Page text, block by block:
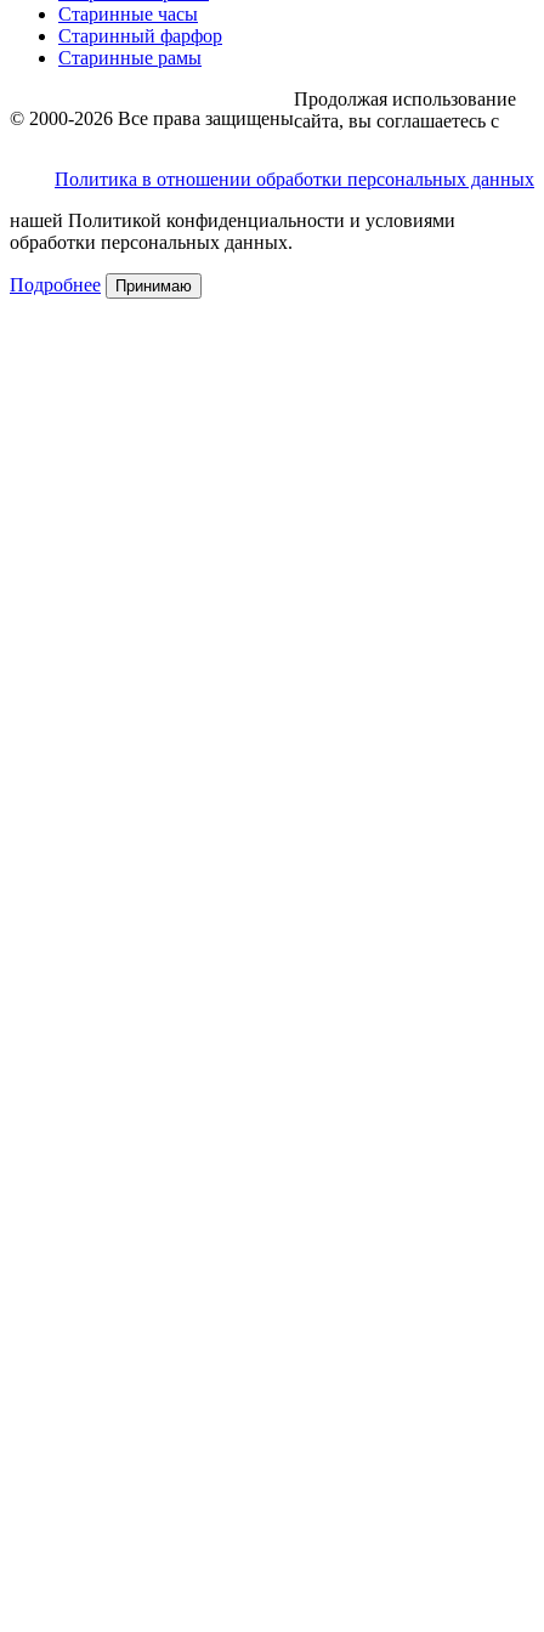
Старинные часы
Старинный фарфор
Старинные рамы
© 2000-2026 Все права защищены
Политика в отношении обработки персональных данных
Продолжая использование
сайта, вы соглашаетесь с
нашей Политикой конфиденциальности и условиями
обработки персональных данных.
Подробнее Принимаю